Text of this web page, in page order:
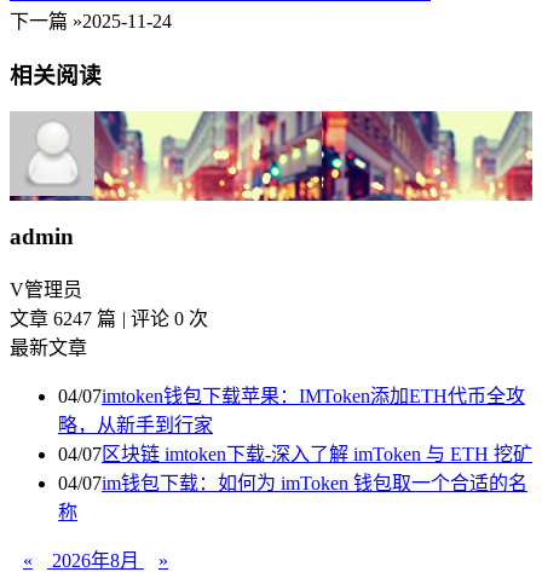
下一篇 »2025-11-24
相关阅读
admin
V管理员
文章 6247 篇 | 评论 0 次
最新文章
04/07imtoken钱包下载苹果：IMToken添加ETH代币全攻
略，从新手到行家
04/07区块链 imtoken下载-深入了解 imToken 与 ETH 挖矿
04/07im钱包下载：如何为 imToken 钱包取一个合适的名
称
« 2026年8月 »